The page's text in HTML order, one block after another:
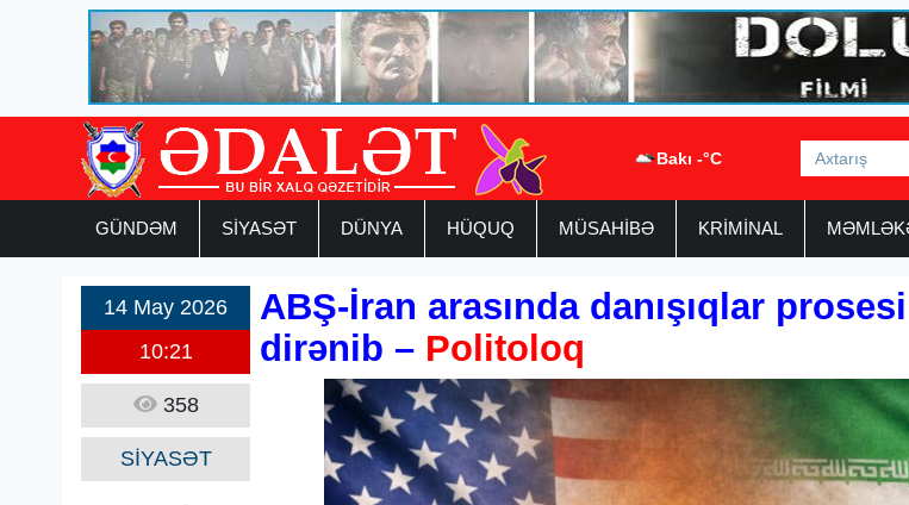
Bakı -°C
GÜNDƏM SİYASƏT DÜNYA HÜQUQ MÜSAHİBƏ KRİMİNAL
14 May 2026
10:21
358
SİYASƏT
ABŞ-İran arasında danışıqlar
dirənib – Politoloq